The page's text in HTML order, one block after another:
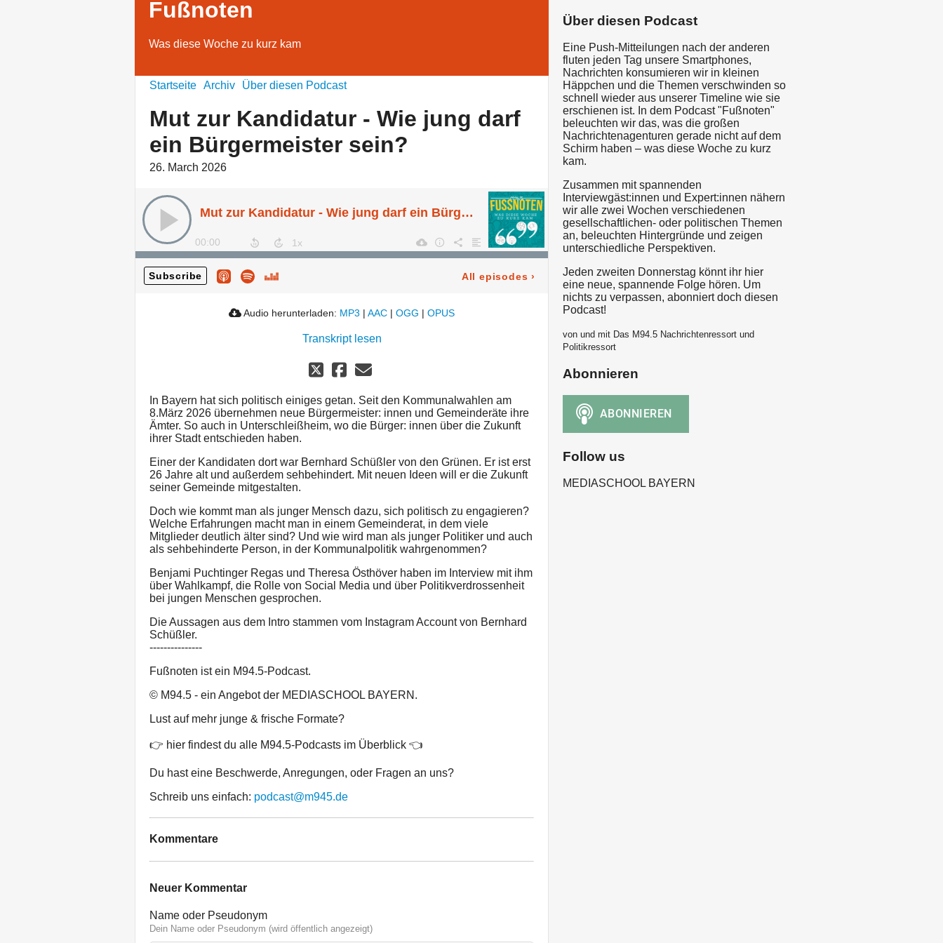
Fußnoten
Was diese Woche zu kurz kam
Startseite Archiv Über diesen Podcast
Mut zur Kandidatur - Wie jung darf
ein Bürgermeister sein?
26. March 2026
Mut zur Kandidatur - Wie jung darf ein Bürgermeister sein?
00:00
Subscribe All episodes ›
Audio herunterladen: MP3 | AAC | OGG | OPUS
Transkript lesen
In Bayern hat sich politisch einiges getan. Seit den Kommunalwahlen am
8.März 2026 übernehmen neue Bürgermeister: innen und Gemeinderäte ihre
Ämter. So auch in Unterschleißheim, wo die Bürger: innen über die Zukunft
ihrer Stadt entschieden haben.
Einer der Kandidaten dort war Bernhard Schüßler von den Grünen. Er ist erst
26 Jahre alt und außerdem sehbehindert. Mit neuen Ideen will er die Zukunft
seiner Gemeinde mitgestalten.
Doch wie kommt man als junger Mensch dazu, sich politisch zu engagieren?
Welche Erfahrungen macht man in einem Gemeinderat, in dem viele
Mitglieder deutlich älter sind? Und wie wird man als junger Politiker und auch
als sehbehinderte Person, in der Kommunalpolitik wahrgenommen?
Benjami Puchtinger Regas und Theresa Östhöver haben im Interview mit ihm
über Wahlkampf, die Rolle von Social Media und über Politikverdrossenheit
bei jungen Menschen gesprochen.
Die Aussagen aus dem Intro stammen vom Instagram Account von Bernhard
Schüßler.
---------------
Fußnoten ist ein M94.5-Podcast.
© M94.5 - ein Angebot der MEDIASCHOOL BAYERN.
Lust auf mehr junge & frische Formate?
👉 hier findest du alle M94.5-Podcasts im Überblick 👈
Du hast eine Beschwerde, Anregungen, oder Fragen an uns?
Schreib uns einfach: podcast@m945.de
Kommentare
Neuer Kommentar
Name oder Pseudonym
Dein Name oder Pseudonym (wird öffentlich angezeigt)
Über diesen Podcast
Eine Push-Mitteilungen nach der anderen
fluten jeden Tag unsere Smartphones,
Nachrichten konsumieren wir in kleinen
Häppchen und die Themen verschwinden so
schnell wieder aus unserer Timeline wie sie
erschienen ist. In dem Podcast "Fußnoten"
beleuchten wir das, was die großen
Nachrichtenagenturen gerade nicht auf dem
Schirm haben – was diese Woche zu kurz
kam.
Zusammen mit spannenden
Interviewgäst:innen und Expert:innen nähern
wir alle zwei Wochen verschiedenen
gesellschaftlichen- oder politischen Themen
an, beleuchten Hintergründe und zeigen
unterschiedliche Perspektiven.
Jeden zweiten Donnerstag könnt ihr hier
eine neue, spannende Folge hören. Um
nichts zu verpassen, abonniert doch diesen
Podcast!
von und mit Das M94.5 Nachrichtenressort und
Politikressort
Abonnieren
Follow us
MEDIASCHOOL BAYERN